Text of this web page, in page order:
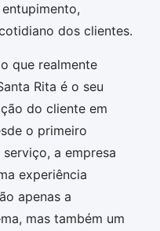
dos clientes.
que realmente
Rita é o seu
do cliente em
o primeiro
a empresa
experiência
apenas a
mas também um